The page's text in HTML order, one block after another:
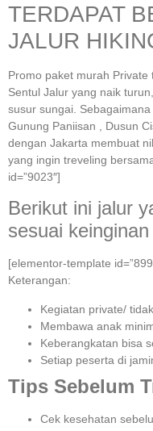
TERDAPAT
JALUR
Promo paket murah
Sentul Jalur yang naik
susur sungai.
Gunung Paniisan , Dusun
dengan Jakarta membuat
yang ingin treveling
id=”9023″]
Berikut ini jalur
sesuai
[elementor-template
Keterangan:⁣⁣
Kegiatan private/
Membawa anak
Keberangkatan bisa
Setiap peserta di
Tips Sebelum
Cek kesehatan